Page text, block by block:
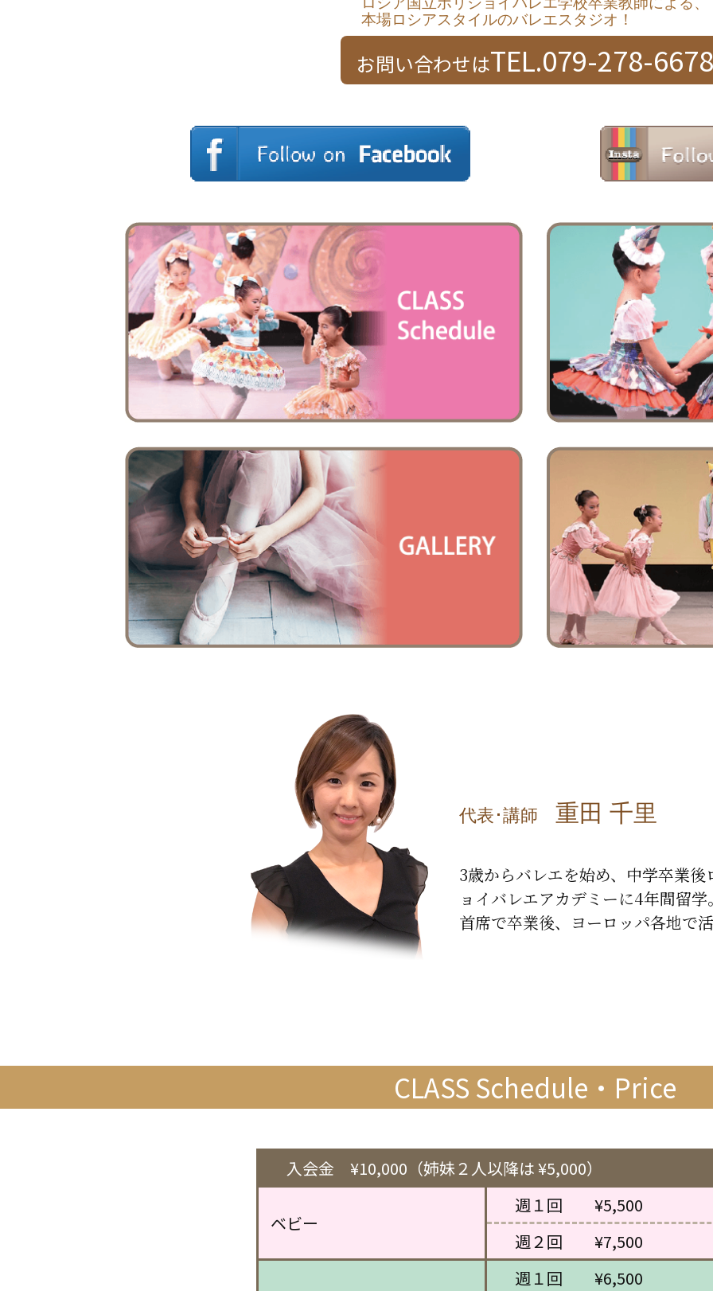
本場ロシアスタイルのバレエスタジオ！
お問い合わせはTEL.079-278-6678
代表･講師 重田 千里
3歳からバレエを始め、中学卒業
ョイバレエアカデミーに4年間留学
首席で卒業後、ヨーロッパ各地で
CLASS Schedule・Price
入会金 ¥10,000（姉妹２人以降は ¥5,000）
ベビー
週１回 ¥5,500
週２回 ¥7,500
週１回 ¥6,500